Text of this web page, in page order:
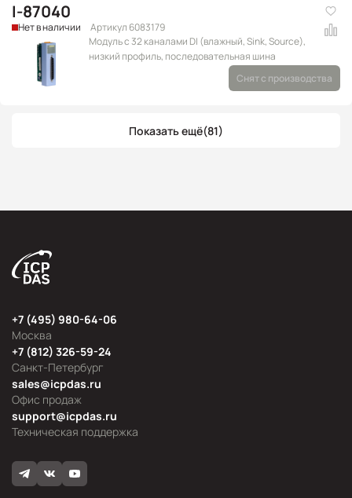
I-87040
Нет в наличии
Артикул 6083179
Модуль с 32 каналами DI (влажный, Sink, Source),
низкий профиль, последовательная шина
Снят с производства
Показать ещё(81)
Москва
+7 (495) 980-64-06
Офис продаж
sales@icpdas.ru
Санкт-Петербург
+7 (812) 326-59-24
Техническая поддержка
support@icpdas.ru